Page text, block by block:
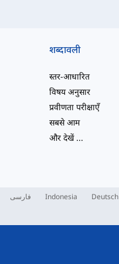
शब्दावली
स्तर-आधारित
विषय अनुसार
प्रवीणता परीक्षाएँ
सबसे आम
और देखें...
فارسی Indonesia Deutsch